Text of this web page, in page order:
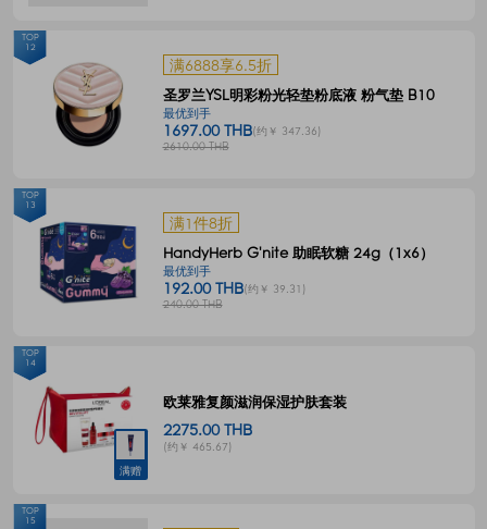
满6888享6.5折
圣罗兰YSL明彩粉光轻垫粉底液 粉气垫 B10
最优到手
1697.00 THB(约￥ 347.36)
2610.00 THB
TOP
12
满1件8折
HandyHerb G'nite 助眠软糖 24g（1x6）
最优到手
192.00 THB(约￥ 39.31)
240.00 THB
TOP
13
满赠
欧莱雅复颜滋润保湿护肤套装
2275.00 THB
(约￥ 465.67)
TOP
14
TOP
15